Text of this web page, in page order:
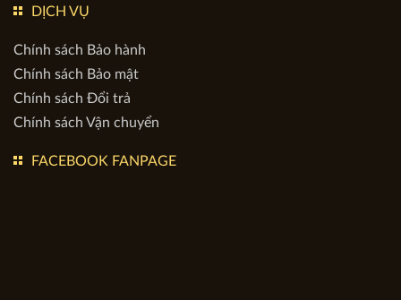
DỊCH VỤ
Chính sách Bảo hành
Chính sách Bảo mật
Chính sách Đổi trả
Chính sách Vận chuyển
FACEBOOK FANPAGE